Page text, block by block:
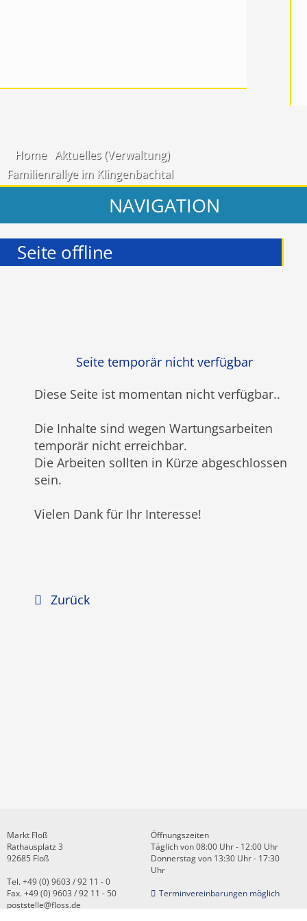
Home Aktuelles (Verwaltung)
Familienrallye im Klingenbachtal
NAVIGATION
Seite offline
Seite temporär nicht verfügbar
Diese Seite ist momentan nicht verfügbar..
Die Inhalte sind wegen Wartungsarbeiten
temporär nicht erreichbar.
Die Arbeiten sollten in Kürze abgeschlossen
sein.
Vielen Dank für Ihr Interesse!
Zurück
Markt Floß
Rathausplatz 3
92685 Floß
Tel. +49 (0) 9603 / 92 11 - 0
Fax. +49 (0) 9603 / 92 11 - 50
poststelle@floss.de
Öffnungszeiten
Täglich von 08:00 Uhr - 12:00 Uhr
Donnerstag von 13:30 Uhr - 17:30
Uhr
Terminvereinbarungen möglich